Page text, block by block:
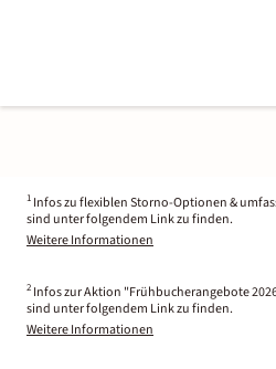
1 Infos zu flexiblen Storno-Optionen &
sind unter folgendem Link zu finden.
Weitere Informationen
2 Infos zur Aktion "Frühbucherangebote
sind unter folgendem Link zu finden.
Weitere Informationen